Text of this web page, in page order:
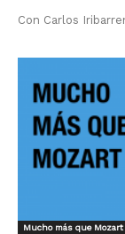
Con Carlos
Mucho más que Mozart